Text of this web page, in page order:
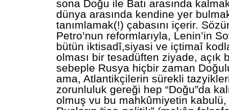
sona Doğu ile Batı arasında
dünya arasında kendine yer
tanımlamak(!) çabasını içerir.
Petro’nun reformlarıyla, Lenin’in
bütün iktisadî,siyasi ve içtimaî
olması bir tesadüften ziyade, açık
sebeple Rusya hiçbir zaman
ama, Atlantikçilerin sürekli
zorunluluk gereği hep “Doğu”da
olmuş vu bu mahkûmiyetin